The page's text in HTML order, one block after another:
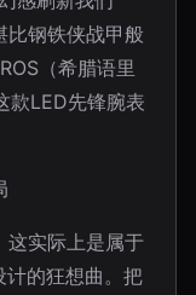
比钢铁侠战甲般
（希腊语里
款LED先锋腕表
这实际上是属于
计的狂想曲。把